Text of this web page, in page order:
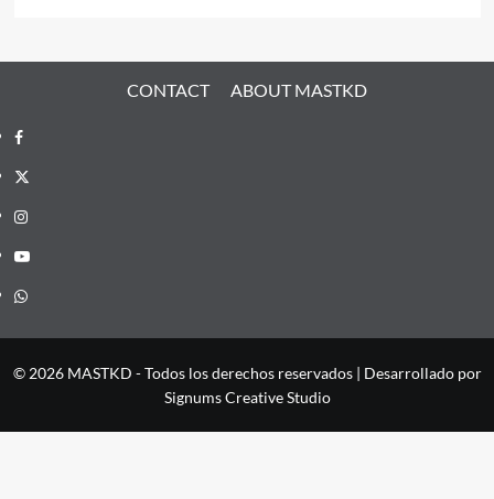
CONTACT ABOUT MASTKD
Facebook
X
Instagram
YouTube
Whatsapp